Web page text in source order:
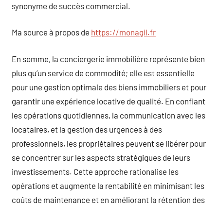
synonyme de succès commercial.
Ma source à propos de https://monagil.fr
En somme, la conciergerie immobilière représente bien
plus qu’un service de commodité; elle est essentielle
pour une gestion optimale des biens immobiliers et pour
garantir une expérience locative de qualité. En confiant
les opérations quotidiennes, la communication avec les
locataires, et la gestion des urgences à des
professionnels, les propriétaires peuvent se libérer pour
se concentrer sur les aspects stratégiques de leurs
investissements. Cette approche rationalise les
opérations et augmente la rentabilité en minimisant les
coûts de maintenance et en améliorant la rétention des